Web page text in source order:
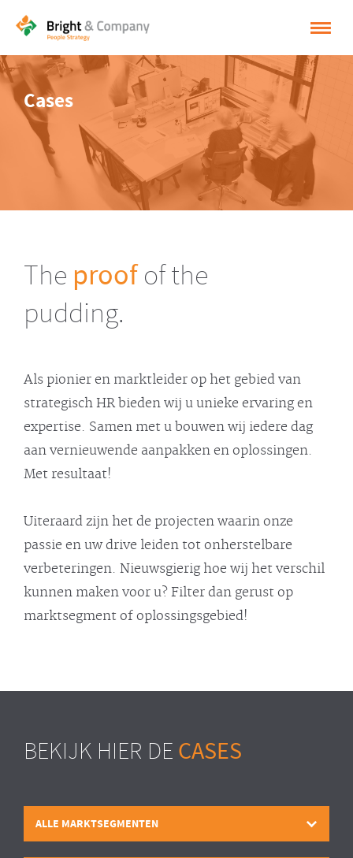
HOME
OPLOSSINGEN
INSPIRATIE
OVER BRIGHT & COMPANY
NEDERLANDS
Cases
The proofof the
pudding.
Als pionier en marktleider op het gebied van
strategisch HR bieden wij u unieke ervaring en
expertise. Samen met u bouwen wij iedere dag
aan vernieuwende aanpakken en oplossingen.
Met resultaat!
Uiteraard zijn het de projecten waarin onze
passie en uw drive leiden tot onherstelbare
verbeteringen. Nieuwsgierig hoe wij het verschil
kunnen maken voor u? Filter dan gerust op
marktsegment of oplossingsgebied!
BEKIJK HIER DE CASES
ALLE MARKTSEGMENTEN